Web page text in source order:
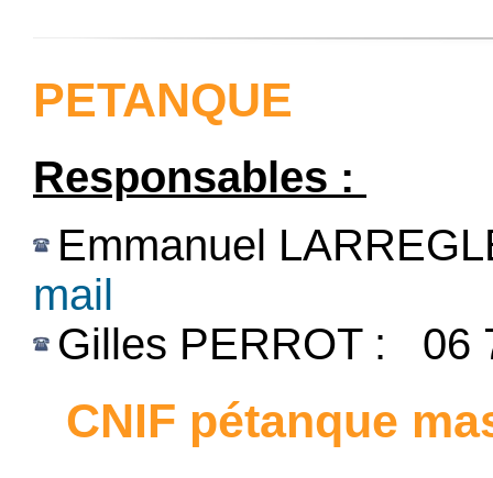
PETANQUE
Responsables :
Emmanuel
mail
Gilles PERROT : 06
CNIF pétanque